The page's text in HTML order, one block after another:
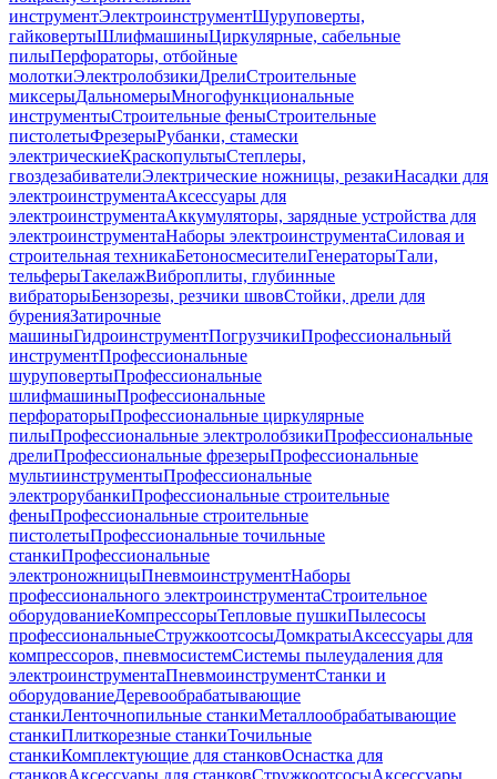
инструментЭлектроинструментШуруповерты,
гайковертыШлифмашиныЦиркулярные, сабельные
пилыПерфораторы, отбойные
молоткиЭлектролобзикиДрелиСтроительные
миксерыДальномерыМногофункциональные
инструментыСтроительные феныСтроительные
пистолетыФрезерыРубанки, стамески
электрическиеКраскопультыСтеплеры,
гвоздезабивателиЭлектрические ножницы, резакиНасадки для
электроинструментаАксессуары для
электроинструментаАккумуляторы, зарядные устройства для
электроинструментаНаборы электроинструментаСиловая и
строительная техникаБетоносмесителиГенераторыТали,
тельферыТакелажВиброплиты, глубинные
вибраторыБензорезы, резчики швовСтойки, дрели для
буренияЗатирочные
машиныГидроинструментПогрузчикиПрофессиональный
инструментПрофессиональные
шуруповертыПрофессиональные
шлифмашиныПрофессиональные
перфораторыПрофессиональные циркулярные
пилыПрофессиональные электролобзикиПрофессиональные
дрелиПрофессиональные фрезерыПрофессиональные
мультиинструментыПрофессиональные
электрорубанкиПрофессиональные строительные
феныПрофессиональные строительные
пистолетыПрофессиональные точильные
станкиПрофессиональные
электроножницыПневмоинструментНаборы
профессионального электроинструментаСтроительное
оборудованиеКомпрессорыТепловые пушкиПылесосы
профессиональныеСтружкоотсосыДомкратыАксессуары для
компрессоров, пневмосистемСистемы пылеудаления для
электроинструментаПневмоинструментСтанки и
оборудованиеДеревообрабатывающие
станкиЛенточнопильные станкиМеталлообрабатывающие
станкиПлиткорезные станкиТочильные
станкиКомплектующие для станковОснастка для
станковАксессуары для станковСтружкоотсосыАксессуары